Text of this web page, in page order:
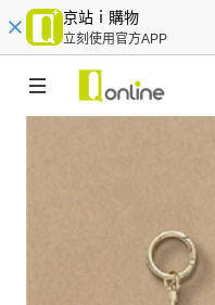
京站ｉ購物
立刻使用官方APP